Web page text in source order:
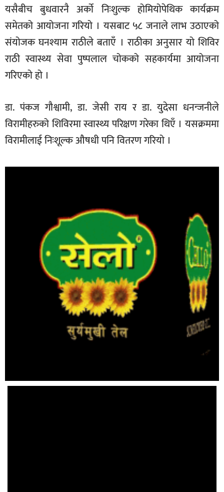
यसैबीच बुधवारनै अर्को निःशुल्क होमियोपेथिक कार्यक्रम
समेतको आयोजना गरियो । यसबाट ५८ जनाले लाभ उठाएको
संयोजक घनश्याम राठीले बताएँ । राठीका अनुसार यो शिविर
राठी स्वास्थ्य सेवा पुष्पलाल चोकको सहकार्यमा आयोजना
गरिएको हो ।
डा. पंकज गौश्वामी, डा. जेसी राय र डा. युदेसा धनन्जनीले
विरामीहरुको शिविरमा स्वास्थ्य परिक्षण गरेका थिएँ । यसक्रममा
विरामीलाई निःशूल्क औषधी पनि वितरण गरियो ।